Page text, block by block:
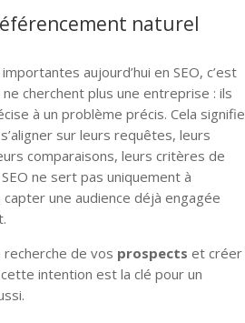
naturel
aujourd’hui en SEO, c’est
cherchent plus une entreprise : ils
à un problème précis. Cela signifie
sur leurs requêtes, leurs
comparaisons, leurs critères de
ne sert pas uniquement à
une audience déjà engagée
recherche de vos prospects et créer
intention est la clé pour un